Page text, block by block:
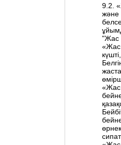
9.2.
және
"Жас
«Жас
«Жас